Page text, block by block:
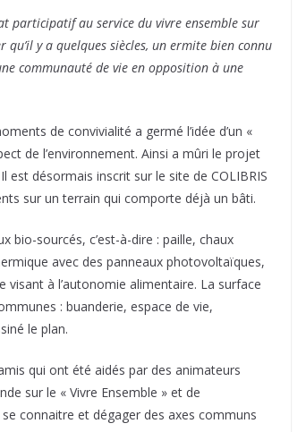
participatif au service du vivre ensemble sur
y a quelques siècles, un ermite bien connu
communauté de vie en opposition à une
de convivialité a germé l’idée d’un «
de l’environnement. Ainsi a mûri le projet
est désormais inscrit sur le site de COLIBRIS
sur un terrain qui comporte déjà un bâti.
bio-sourcés, c’est-à-dire : paille, chaux
avec des panneaux photovoltaïques,
à l’autonomie alimentaire. La surface
: buanderie, espace de vie,
le plan.
qui ont été aidés par des animateurs
sur le « Vivre Ensemble » et de
connaitre et dégager des axes communs